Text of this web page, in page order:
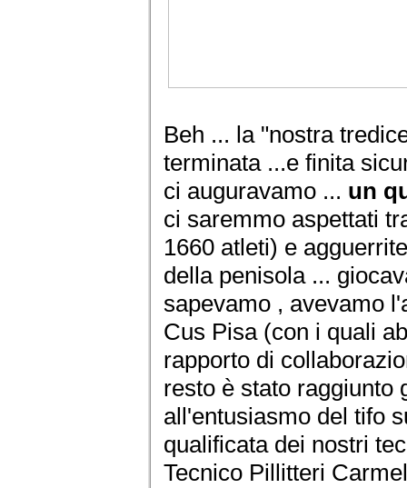
Beh ... la "nostra
terminata ...e finita
ci auguravamo ... un
ci saremmo aspettati
1660 atleti) e
della penisola ...
sapevamo , avevamo
Cus Pisa (con i quali
rapporto di
resto è stato raggiunto
all'entusiasmo del tifo
qualificata dei nostri
Tecnico Pillitteri